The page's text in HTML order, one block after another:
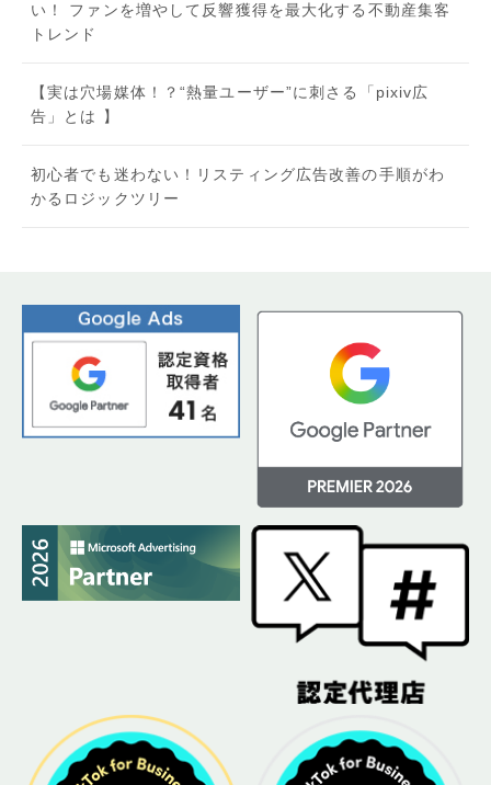
い！ ファンを増やして反響獲得を最大化する不動産集客
トレンド
【実は穴場媒体！？“熱量ユーザー”に刺さる「pixiv広
告」とは 】
初心者でも迷わない！リスティング広告改善の手順がわ
かるロジックツリー